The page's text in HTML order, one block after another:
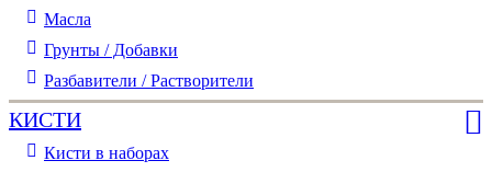
Масла
Грунты / Добавки
Разбавители / Растворители
КИСТИ
Кисти в наборах